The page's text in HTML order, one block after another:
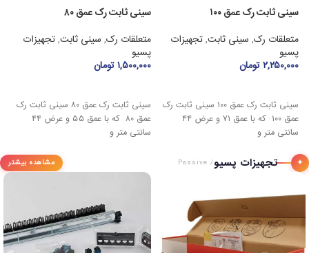
سینی ثابت رک عمق ۱۰۰
متعلقات رک, سینی ثابت,تجهیزات
پسیو
۲,۲۵۰,۰۰۰تومان
سینی ثابت رک عمق ۱۰۰ سینی ثابت رک
عمق ۱۰۰ که با عمق ۷۱ و عرض ۴۴
سانتی متر و
سینی ثابت رک عمق ۸۰
متعلقات رک, سینی ثابت,تجهیزات
پسیو
۱,۵۰۰,۰۰۰تومان
سینی ثابت رک عمق ۸۰ سینی ثابت رک
عمق ۸۰ که با عمق ۵۵ و عرض ۴۴
سانتی متر و
✦ تجهیزات پسیو/ Passive مشاهده بیشتر